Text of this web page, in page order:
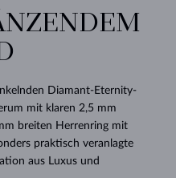
Diamant-Eternity-
mit klaren 2,5 mm
breiten Herrenring mit
praktisch veranlagte
aus Luxus und